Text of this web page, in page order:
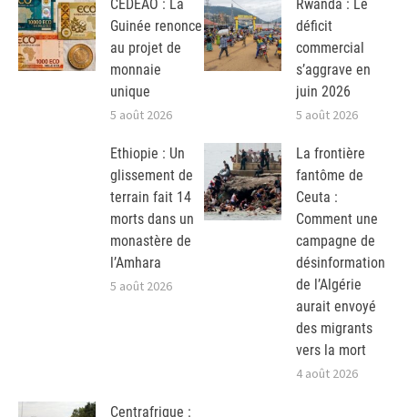
CEDEAO : La
Guinée renonce
au projet de
monnaie
unique
5 août 2026
Rwanda : Le
déficit
commercial
s’aggrave en
juin 2026
5 août 2026
Ethiopie : Un
glissement de
terrain fait 14
morts dans un
monastère de
l’Amhara
5 août 2026
La frontière
fantôme de
Ceuta :
Comment une
campagne de
désinformation
de l’Algérie
aurait envoyé
des migrants
vers la mort
4 août 2026
Centrafrique :